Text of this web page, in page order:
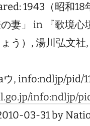
1943（昭和18
の妻」 in 『歌境心
う）, 湯川弘文社,
ウ, info:ndljp/pid/
info:ndljp/
03-31 by